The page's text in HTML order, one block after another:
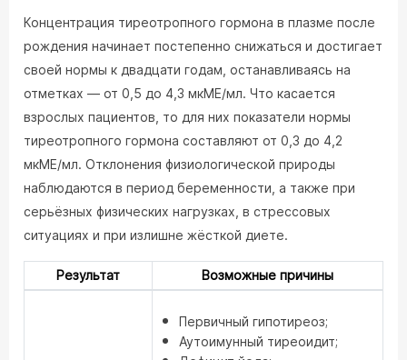
Концентрация тиреотропного гормона в плазме после
рождения начинает постепенно снижаться и достигает
своей нормы к двадцати годам, останавливаясь на
отметках — от 0,5 до 4,3 мкМЕ/мл. Что касается
взрослых пациентов, то для них показатели нормы
тиреотропного гормона составляют от 0,3 до 4,2
мкМЕ/мл. Отклонения физиологической природы
наблюдаются в период беременности, а также при
серьёзных физических нагрузках, в стрессовых
ситуациях и при излишне жёсткой диете.
Результат Возможные причины
Первичный гипотиреоз;
Аутоимунный тиреоидит;